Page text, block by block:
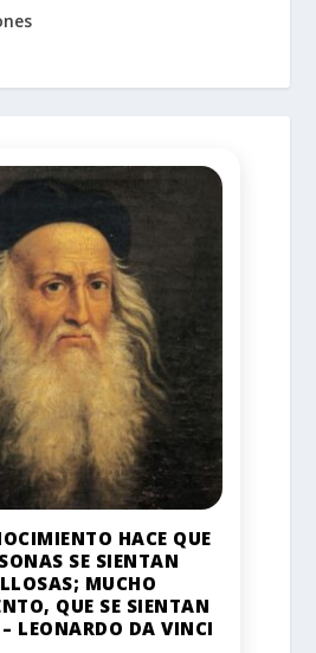
HACE QUE
SE SIENTAN
MUCHO
QUE SE SIENTAN
LEONARDO DA VINCI